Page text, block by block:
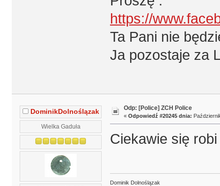
https://
Ta Pani nie
Ja pozostaje za
DominikDolnoślązak
Wielka Gaduła
Odp: [Police] ZCH Police
« Odpowiedź #20245 dnia:
Ciekawie się robi
Dominik Dolnoślązak